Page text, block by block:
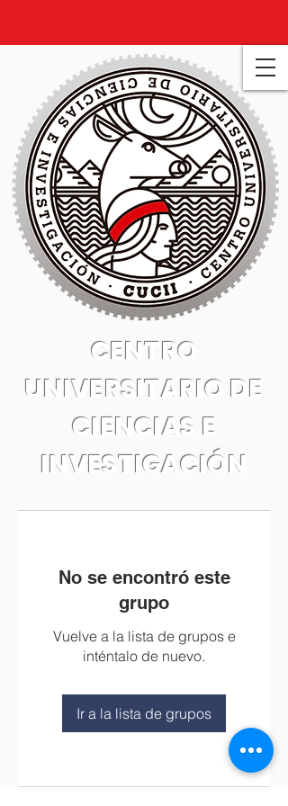
CENTRO
UNIVERSITARIO DE
CIENCIAS E
INVESTIGACIÓN
No se encontró este
grupo
Vuelve a la lista de grupos e
inténtalo de nuevo.
Ir a la lista de grupos